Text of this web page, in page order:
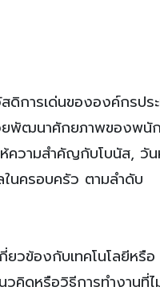
การเด่นขององค์กรปร
ยพัฒนาศักยภาพของพนั
ห้ความสำคัญกับโบนัส, วั
นครอบครัว ตามลำดับ
ยวข้องกับเทคโนโลยีหรือ
คิดหรือวิธีการทำงานที่